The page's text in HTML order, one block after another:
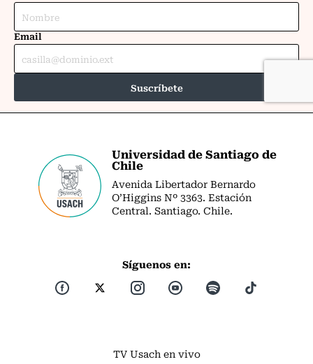
Universidad de Santiago de
Chile
Avenida Libertador Bernardo
O’Higgins Nº 3363. Estación
Central. Santiago. Chile.
Síguenos en:
TV Usach en vivo